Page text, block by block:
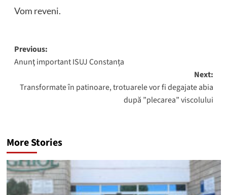
Vom reveni.
Post
navigation
Previous:
Anunţ important ISUJ Constanța
Next:
Transformate în patinoare, trotuarele vor fi degajate abia
după ”plecarea” viscolului
More Stories